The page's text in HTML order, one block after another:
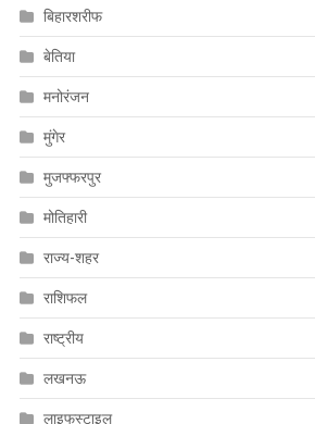
बिहारशरीफ
बेतिया
मनोरंजन
मुंगेर
मुजफ्फरपुर
मोतिहारी
राज्य-शहर
राशिफल
राष्ट्रीय
लखनऊ
लाइफस्टाइल